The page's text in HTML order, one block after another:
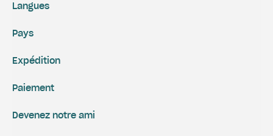
Expédition
Paiement
Devenez notre ami
Langues
Pays